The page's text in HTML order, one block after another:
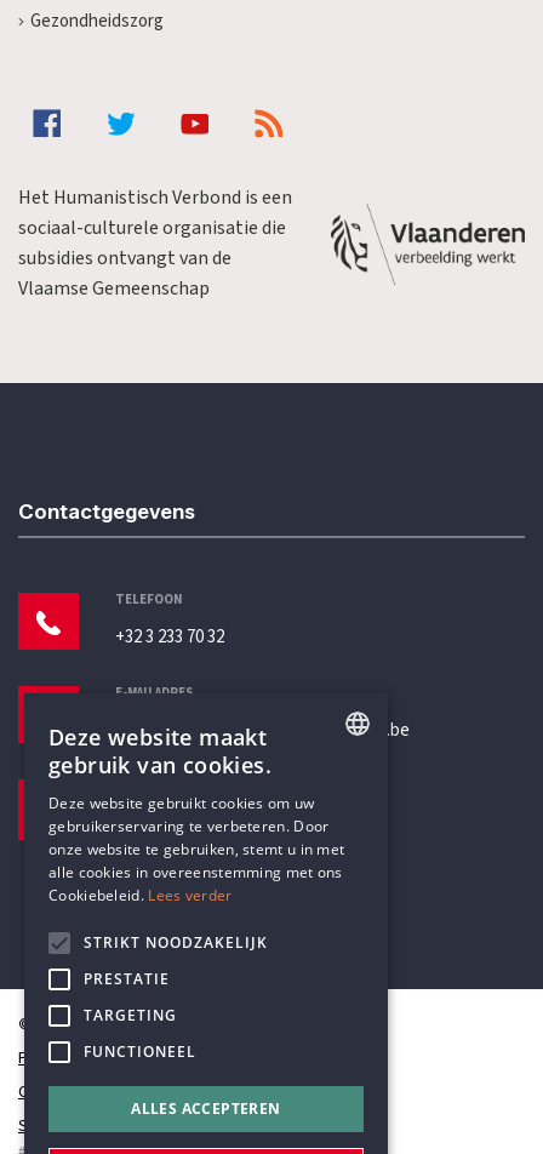
Gezondheidszorg
Het Humanistisch Verbond is een
sociaal-culturele organisatie die
subsidies ontvangt van de
Vlaamse Gemeenschap
Contactgegevens
TELEFOON
+32 3 233 70 32
E-MAILADRES
secretariaat@humanistischverbond.be
Pottenbrug 4
Antwerpen, 2000
© Humanistisch Verbond 2026
Privacy
Cookiestatement
Sitemap
DUTCH
Deze website maakt
gebruik van cookies.
Deze website gebruikt cookies om uw
gebruikerservaring te verbeteren. Door
onze website te gebruiken, stemt u in met
alle cookies in overeenstemming met ons
Cookiebeleid. Lees verder
STRIKT NOODZAKELIJK
PRESTATIE
TARGETING
FUNCTIONEEL
ALLES ACCEPTEREN